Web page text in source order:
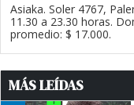
Asiaka. Soler 4767,
11.30 a 23.30 horas.
promedio: $ 17.000.
MÁS LEÍDAS